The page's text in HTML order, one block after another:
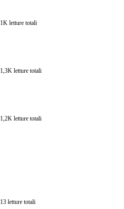
1K letture totali
1,3K letture totali
1,2K letture totali
13 letture totali